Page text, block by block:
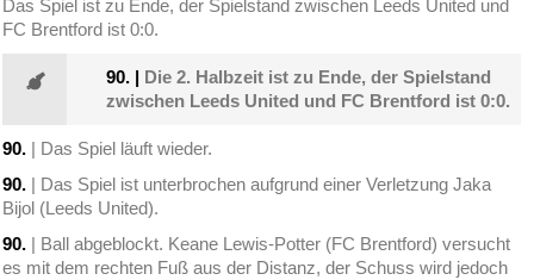
Das Spiel ist zu Ende, der Spielstand zwischen Leeds United und
FC Brentford ist 0:0.
90. | Die 2. Halbzeit ist zu Ende, der Spielstand
zwischen Leeds United und FC Brentford ist 0:0.
90. | Das Spiel läuft wieder.
90. | Das Spiel ist unterbrochen aufgrund einer Verletzung Jaka
Bijol (Leeds United).
90. | Ball abgeblockt. Keane Lewis-Potter (FC Brentford) versucht
es mit dem rechten Fuß aus der Distanz, der Schuss wird jedoch